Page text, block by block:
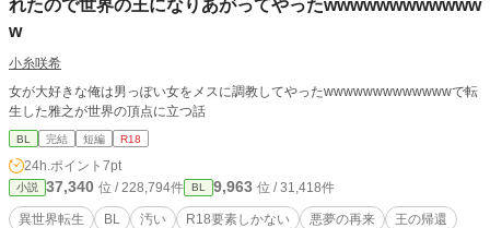
れたので世界の王になりあがってやったwwwwwwwwwwww
w
小糸咲希
女が大好きな俺は男っぽい女をメスに調教してやったwwwwwwwwwwwwwで転
生した雅之が世界の頂点に立つ話
BL 完結 短編 R18
24h.ポイント 7pt
小説 37,340 位 / 228,794件 BL 9,963 位 / 31,418件
異世界転生 BL 汚い R18要素しかない 悪夢の再来
王の帰還